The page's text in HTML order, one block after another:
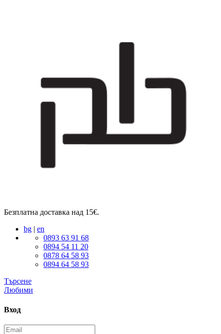
Безплатна доставка над 15€.
bg | en
0893 63 91 68
0894 54 11 20
0878 64 58 93
0894 64 58 93
Търсене
Любими
Вход